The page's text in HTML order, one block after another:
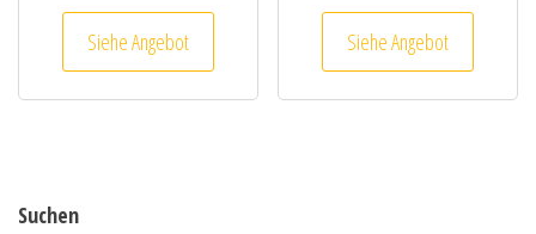
Siehe Angebot Siehe Angebot
Suchen